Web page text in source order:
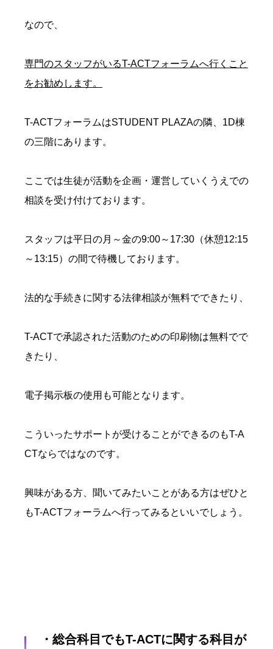
なので、
専門のスタッフがいるT-ACTフォーラムへ行くこと
をお勧めします。
T-ACTフォーラムはSTUDENT PLAZAの隣、1D棟
の三階にあります。
ここでは生徒が活動を企画・運営していくうえでの
相談を受け付けております。
スタッフは平日の月～金の9:00～17:30（休憩12:15
～13:15）の間で待機しております。
法的な手続きに関する法律相談が無料でできたり、
T-ACTで承認された活動のための印刷物は無料でで
きたり、
電子掲示板の使用も可能となります。
こういったサポートが受けることができるのもT-A
CTならではなのです。
興味がある方、聞いてみたいことがある方はぜひと
もT-ACTフォーラムへ行ってみるといいでしょう。
・総合科目でもT-ACTに関する科目が